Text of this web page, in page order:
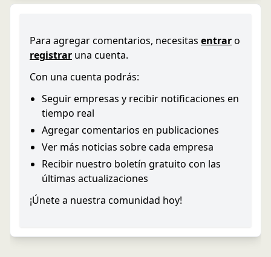
Para agregar comentarios, necesitas entraro
registrar una cuenta.
Con una cuenta podrás:
Seguir empresas y recibir notificaciones en
tiempo real
Agregar comentarios en publicaciones
Ver más noticias sobre cada empresa
Recibir nuestro boletín gratuito con las
últimas actualizaciones
¡Únete a nuestra comunidad hoy!